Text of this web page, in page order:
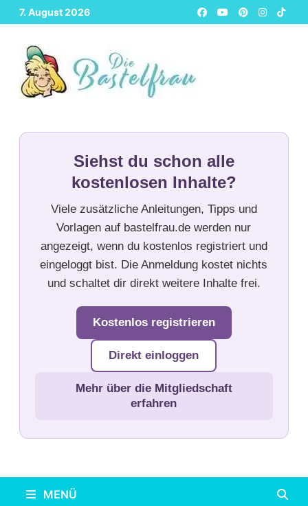
Zurück
zum
Inhalt
7. August 2026
Siehst du schon alle
kostenlosen Inhalte?
Viele zusätzliche Anleitungen, Tipps und
Vorlagen auf bastelfrau.de werden nur
angezeigt, wenn du kostenlos registriert und
eingeloggt bist. Die Anmeldung kostet nichts
und schaltet dir direkt weitere Inhalte frei.
Kostenlos registrieren
Direkt einloggen
Mehr über die Mitgliedschaft
erfahren
MENÜ